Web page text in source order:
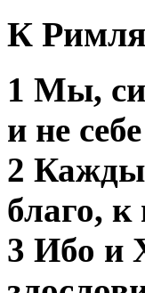
К
1 Мы,
и не
2
благо,
3 Ибо и